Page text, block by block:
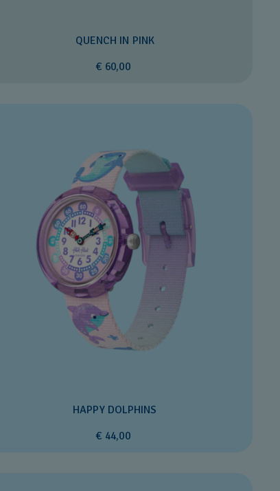
QUENCH IN PINK
€ 60,00
HAPPY DOLPHINS
€ 44,00